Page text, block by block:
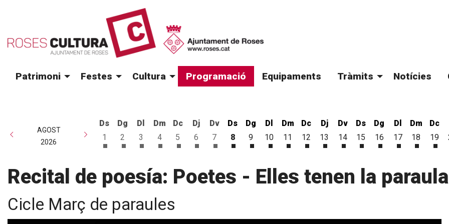
Patrimoni Festes Cultura Programació Equipaments Tràmits Notícies
AGOST
2026
Ds
1
Dissabte 1 d'agost
Dg
2
Diumenge 2 d'agost
Dl
3
Dilluns 3 d'agost
Dm
4
Dimarts 4 d'agost
Dc
5
Dimecres 5 d'agost
Dj
6
Dijous 6 d'agost
Dv
7
Divendres 7 d'agost
Ds
8
Dissabte 8 d'agost
Dg
9
Diumenge 9 d'agost
Dl
10
Dilluns 10 d'agost
Dm
11
Dimarts 11 d'agost
Dc
12
Dimecres 12 d'agost
Dj
13
Dijous 13 d'agost
Dv
14
Divendres 14 d'agost
Ds
15
Dissabte 15 d'agost
Dg
16
Diumenge 16
Dl
17
Dilluns 17
Dm
18
Dimarts
Dc
19
Recital de poesía: Poetes - Elles tenen la paraula
Cicle Març de paraules